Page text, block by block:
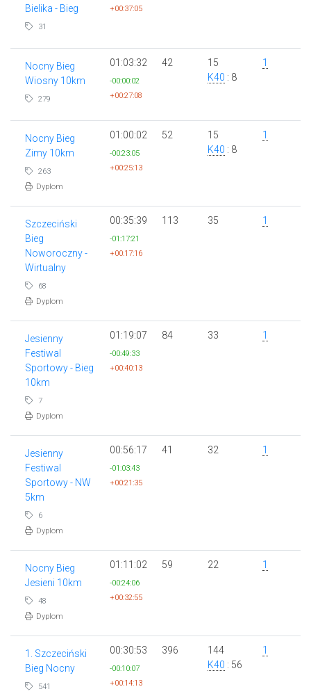
Bielika - Bieg
31
+00:37:05
Nocny Bieg
Wiosny 10km
279
01:03:32
-00:00:02
+00:27:08
42
15
K40 : 8
1
Nocny Bieg
Zimy 10km
263
Dyplom
01:00:02
-00:23:05
+00:25:13
52
15
K40 : 8
1
Szczeciński
Bieg
Noworoczny -
Wirtualny
68
Dyplom
00:35:39
-01:17:21
+00:17:16
113 35 1
Jesienny
Festiwal
Sportowy - Bieg
10km
7
Dyplom
01:19:07
-00:49:33
+00:40:13
84 33 1
Jesienny
Festiwal
Sportowy - NW
5km
6
Dyplom
00:56:17
-01:03:43
+00:21:35
41 32 1
Nocny Bieg
Jesieni 10km
48
Dyplom
01:11:02
-00:24:06
+00:32:55
59 22 1
1. Szczeciński
Bieg Nocny
541
00:30:53
-00:10:07
+00:14:13
396
144
K40 : 56
1